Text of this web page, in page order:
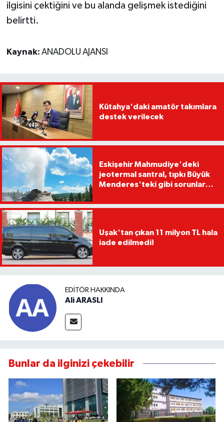
ilgisini çektiğini ve bu alanda gelişmek istediğini
belirtti.
Kaynak: ANADOLU AJANSI
Kütahya'daki amatör takımlara
destek verilecek
Eskişehir Mahmudiye'deki
jeotermal santral, tıpkı Büyük
Menderes'teki gibi sorunlara
Uşak'tan çıkan 11 milyon TL hala
iade edilmedi!
EDITÖR HAKKINDA
Ali ARASLI
Bunlar da ilginizi çekebilir